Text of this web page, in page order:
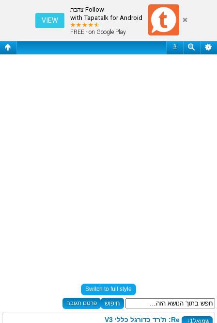
Follow צהבת
with Tapatalk for Android
FREE - on Google Play
VIEW
#
ת'רד כדורגל כללי V3
Switch to full style
פרסם תגובה
שמואל1 ↓ Re: ת'רד כדורגל כללי V3